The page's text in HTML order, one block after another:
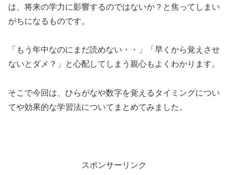
は、将来の学力に影響するのではないか？と焦ってしまい
がちになるものです。
「もう年中なのにまだ読めない・・」「早くから覚えさせ
ないとダメ？」と心配してしまう親心もよくわかります。
そこで今回は、ひらがなや数字を覚えるタイミングについ
てや効果的な学習法についてまとめてみました。
スポンサーリンク